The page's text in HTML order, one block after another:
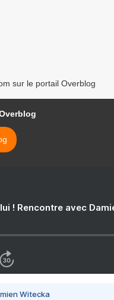
sur le portail Overblog
! Rencontre avec
Witecka